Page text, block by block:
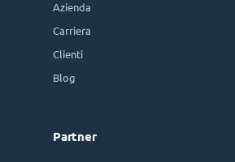
Azienda
Carriera
Clienti
Blog
Partner